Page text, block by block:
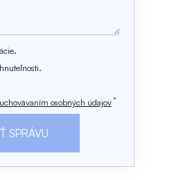
osobných údajov *